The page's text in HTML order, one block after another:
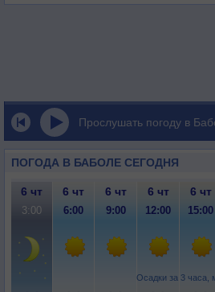
Прослушать погоду в
ПОГОДА В БАБОЛЕ СЕГОДНЯ
Осадки за 3 часа,
6 чт 6 чт 6 чт 6 чт 6 чт
3:00 6:00 9:00 12:00 15:00